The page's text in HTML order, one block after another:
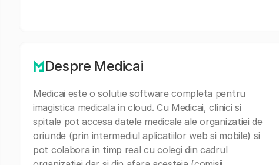
Despre Medicai
Medicai este o solutie software completa pentru
imagistica medicala in cloud. Cu Medicai, clinici si
spitale pot accesa datele medicale ale organizatiei de
oriunde (prin intermediul aplicatiilor web si mobile) si
pot colabora in timp real cu colegi din cadrul